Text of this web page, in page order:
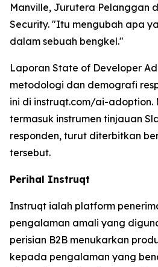
Manville, Jurutera Pelanggan
Security. "Itu mengubah apa
dalam sebuah bengkel."
Laporan State of Developer
metodologi dan demografi
ini di instruqt.com/ai-adoption.
termasuk instrumen tinjauan
responden, turut diterbitkan
tersebut.
Perihal Instruqt
Instruqt ialah platform
pengalaman amali yang
perisian B2B menukarkan
kepada pengalaman yang